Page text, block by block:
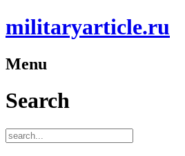
militaryarticle.ru
Menu
Search